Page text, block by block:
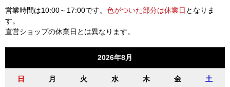
営業時間は10:00～17:00です。 色がついた部分は休業日 となりま
す。
直営ショップの休業日とは異なります。
2026年8月
日 月 火 水 木 金 土